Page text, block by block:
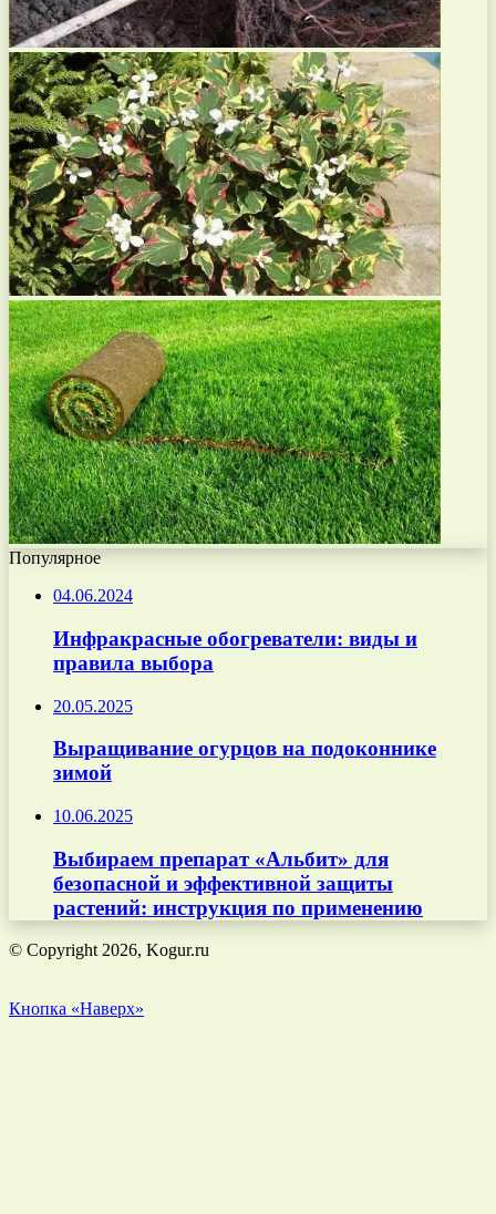
Популярное
04.06.2024
Инфракрасные обогреватели: виды и
правила выбора
20.05.2025
Выращивание огурцов на подоконнике
зимой
10.06.2025
Выбираем препарат «Альбит» для
безопасной и эффективной защиты
растений: инструкция по применению
© Copyright 2026, Kogur.ru
Кнопка «Наверх»